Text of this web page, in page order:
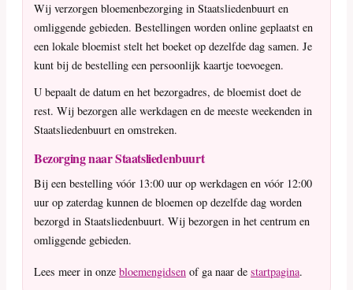
Wij verzorgen bloemenbezorging in Staatsliedenbuurt en
omliggende gebieden. Bestellingen worden online geplaatst en
een lokale bloemist stelt het boeket op dezelfde dag samen. Je
kunt bij de bestelling een persoonlijk kaartje toevoegen.
U bepaalt de datum en het bezorgadres, de bloemist doet de
rest. Wij bezorgen alle werkdagen en de meeste weekenden in
Staatsliedenbuurt en omstreken.
Bezorging naar Staatsliedenbuurt
Bij een bestelling vóór 13:00 uur op werkdagen en vóór 12:00
uur op zaterdag kunnen de bloemen op dezelfde dag worden
bezorgd in Staatsliedenbuurt. Wij bezorgen in het centrum en
omliggende gebieden.
Lees meer in onze bloemengidsen of ga naar de startpagina.